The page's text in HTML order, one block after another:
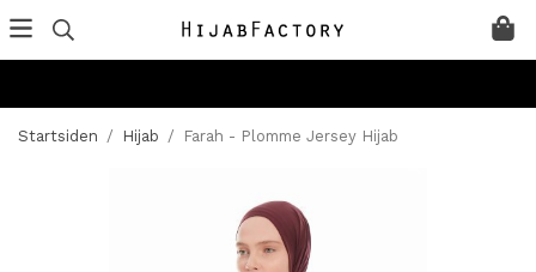
Startsiden / Hijab / Farah - Plomme Jersey Hijab